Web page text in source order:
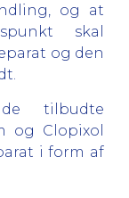
og at
skal
og den
tilbudte
og Clopixol
i form af